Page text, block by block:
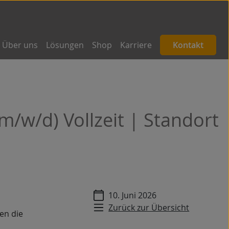
Über uns Lösungen Shop Karriere Kontakt
w/d) Vollzeit | Standort
die
10. Juni 2026
Zurück zur Übersicht